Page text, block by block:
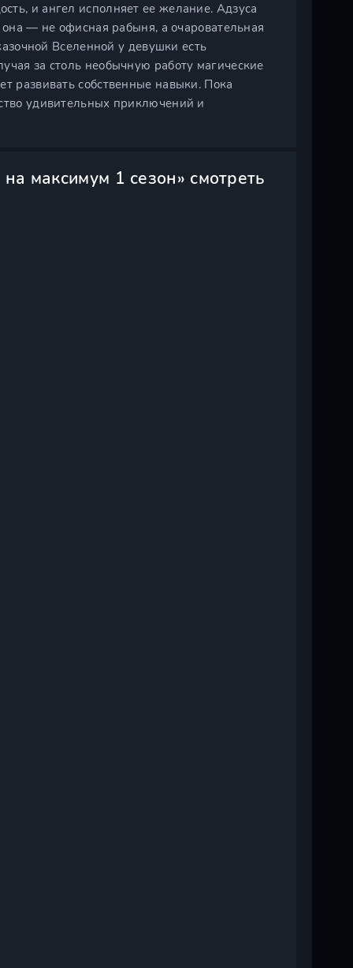
и ангел исполняет ее желание. Адзуса
— не офисная рабыня, а очаровательная
Вселенной у девушки есть
за столь необычную работу магические
развивать собственные навыки. Пока
удивительных приключений и
максимум 1 сезон» смотреть